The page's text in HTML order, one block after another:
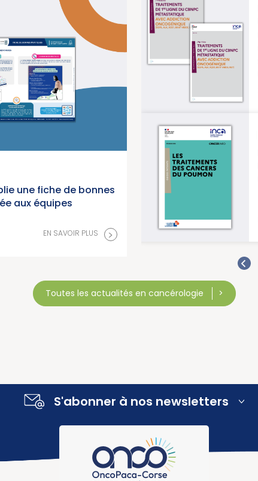
une fiche de bonnes
aux équipes
EN SAVOIR PLUS >
d’activité 2025 « Une
pour la lutte contre les
National du Cancer)
EN SAVOIR PLUS
des cancers en
Toutes les actualités en cancérologie
S'abonner à nos newsletters